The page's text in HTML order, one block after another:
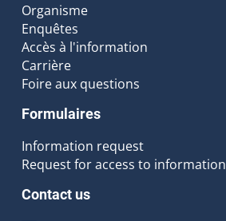
Organisme
Enquêtes
Accès à l'information
Carrière
Foire aux questions
Formulaires
Information request
Request for access to information
Contact us